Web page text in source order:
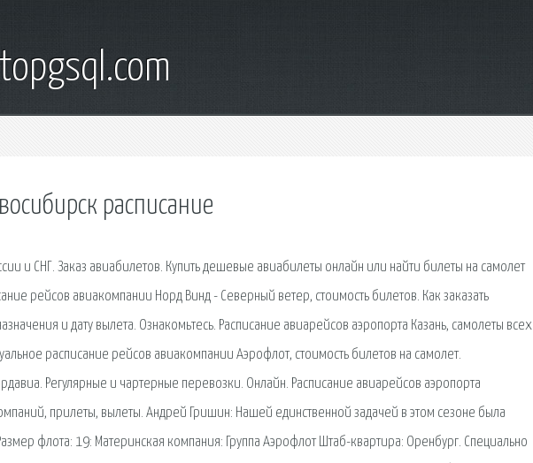
расписание
и СНГ. Заказ авиабилетов. Купить дешевые авиабилеты онлайн или найти билеты на самолет
рейсов авиакомпании Норд Винд - Северный ветер, стоимость билетов. Как заказать
и дату вылета. Ознакомьтесь. Расписание авиарейсов аэропорта Казань, самолеты всех
расписание рейсов авиакомпании Аэрофлот, стоимость билетов на самолет.
Регулярные и чартерные перевозки. Онлайн. Расписание авиарейсов аэропорта
прилеты, вылеты. Андрей Гришин: Нашей единственной задачей в этом сезоне была
флота: 19: Материнская компания: Группа Аэрофлот Штаб-квартира: Оренбург. Специально